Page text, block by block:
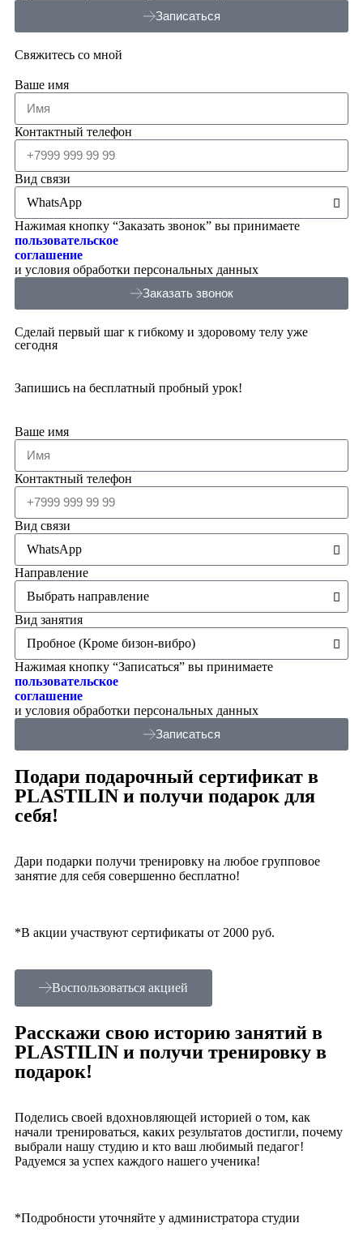
Записаться
Свяжитесь со мной
Ваше имя
Контактный телефон
Вид связи
Нажимая кнопку “Заказать звонок” вы принимаете
пользовательское
соглашение
и условия обработки персональных данных
Заказать звонок
Сделай первый шаг к гибкому и здоровому телу уже
сегодня
Запишись на бесплатный пробный урок!
Ваше имя
Контактный телефон
Вид связи
Направление
Вид занятия
Нажимая кнопку “Записаться” вы принимаете
пользовательское
соглашение
и условия обработки персональных данных
Записаться
Подари подарочный сертификат в
PLASTILIN и получи подарок для
себя!
Дари подарки получи тренировку на любое групповое
занятие для себя совершенно бесплатно!
*В акции участвуют сертификаты от 2000 руб.
Воспользоваться акцией
Расскажи свою историю занятий в
PLASTILIN и получи тренировку в
подарок!
Поделись своей вдохновляющей историей о том, как
начали тренироваться, каких результатов достигли, почему
выбрали нашу студию и кто ваш любимый педагог!
Радуемся за успех каждого нашего ученика!
*Подробности уточняйте у администратора студии